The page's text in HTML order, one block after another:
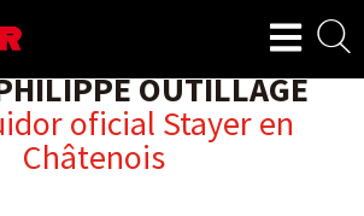
OUTILLAGE
oficial Stayer en
Châtenois